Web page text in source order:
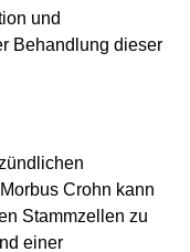
und
Behandlung dieser
Crohn kann
Stammzellen zu
einer